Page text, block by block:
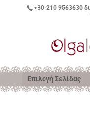
+30-210 9563630
Επιλογή Σελίδας